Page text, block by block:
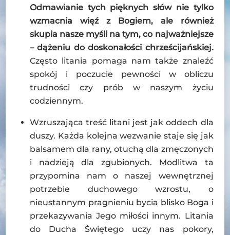
Odmawianie tych pięknych słów nie tylko
wzmacnia więź z Bogiem, ale również
skupia nasze myśli na tym, co najważniejsze
– dążeniu do doskonałości chrześcijańskiej.
Często litania pomaga nam także znaleźć
spokój i poczucie pewności w obliczu
trudności czy prób w naszym życiu
codziennym.
Wzruszająca treść litani jest jak oddech dla
duszy. Każda kolejna wezwanie staje się jak
balsamem dla rany, otuchą dla zmęczonych
i nadzieją dla zgubionych. Modlitwa ta
przypomina nam o naszej wewnętrznej
potrzebie duchowego wzrostu, o
nieustannym pragnieniu bycia blisko Boga i
przekazywania Jego miłości innym. Litania
do Ducha Świętego uczy nas pokory,